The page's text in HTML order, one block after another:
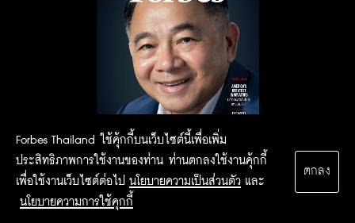
Forbes Thailand ใช้คุ้กกี้บนเว็บไซต์นี้เพื่อเพิ่ม
ประสิทธิภาพการใช้งานของท่าน ท่านตกลงใช้งานคุ้กกี้
เพื่อใช้งานเว็บไซต์ต่อไป นโยบายความเป็นส่วนตัว และ
นโยบายความการใช้คุกกี้
ตกลง
2015 Forbesthailand.com ALL RIGHTS RESERVED